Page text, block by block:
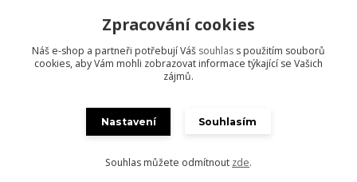
Copyright @ FREESTYLE-DANCE.CZ 2012-2024 - Všechny práva
Vytvořeno na
Eshop-rychle.cz
Zpracování cookies
Náš e-shop a partneři potřebují Váš souhlas s použitím souborů
cookies, aby Vám mohli zobrazovat informace týkající se Vašich
zájmů.
Nastavení Souhlasím
Souhlas můžete odmítnout zde.